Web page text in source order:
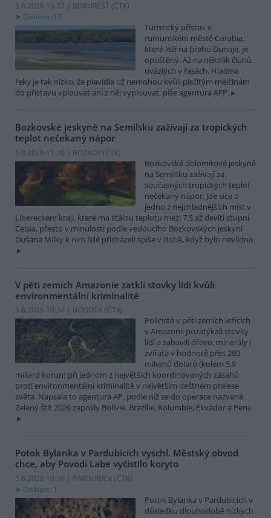
5.8.2026 15:37 | BUKUREŠŤ (ČTK)
Diskuse: 17
Turistický přístav v
rumunském městě Corabia,
které leží na břehu Dunaje, je
opuštěný. Až na několik člunů
uvázlých v řasách. Hladina
řeky je tak nízko, že plavidla už nemohou kvůli písčitým mělčinám
do přístavu vplouvat ani z něj vyplouvat, píše agentura AFP.
Bozkovské jeskyně na Semilsku zažívají za tropických
teplot nečekaný nápor
5.8.2026 11:20 | BOZKOV (ČTK)
Bozkovské dolomitové jeskyně
na Semilsku zažívají za
současných tropických teplot
nečekaný nápor. Jde sice o
jedno z nejchladnějších míst v
Libereckém kraji, které má stálou teplotu mezi 7,5 až devíti stupni
Celsia, přesto v minulosti podle vedoucího Bozkovských jeskyní
Dušana Milky k nim lidé přicházeli spíše v době, když bylo nevlídno.
V pěti zemích Amazonie zatkli stovky lidí kvůli
environmentální kriminalitě
5.8.2026 10:34 | BOGOTÁ (ČTK)
Policisté v pěti zemích ležících
v Amazonii pozatýkali stovky
lidí a zabavili dřevo, minerály i
zvířata v hodnotě přes 280
milionů dolarů (kolem 5,9
miliard korun) při jednom z největších koordinovaných zásahů
proti environmentální kriminalitě v největším deštném pralese
světa. Napsala to agentura AP, podle níž se do operace nazvané
Zelený štít 2026 zapojily Bolívie, Brazílie, Kolumbie, Ekvádor a Peru.
Potok Bylanka v Pardubicích vyschl. Městský obvod
chce, aby Povodí Labe vyčistilo koryto
5.8.2026 10:26 | PARDUBICE (ČTK)
Diskuse: 1
Potok Bylanka v Pardubicích v
důsledku dlouhodobě nízkých